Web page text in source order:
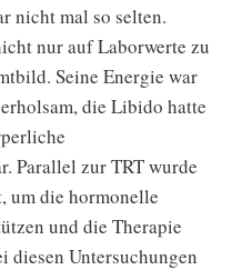
nicht mal so selten.
nur auf Laborwerte zu
Seine Energie war
die Libido hatte
Parallel zur TRT wurde
um die hormonelle
und die Therapie
diesen Untersuchungen